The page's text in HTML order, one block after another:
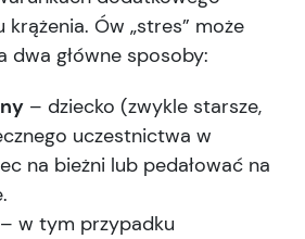
krążenia. Ów „stres” może
dwa główne sposoby:
– dziecko (zwykle starsze,
uczestnictwa w
na bieżni lub pedałować na
– w tym przypadku